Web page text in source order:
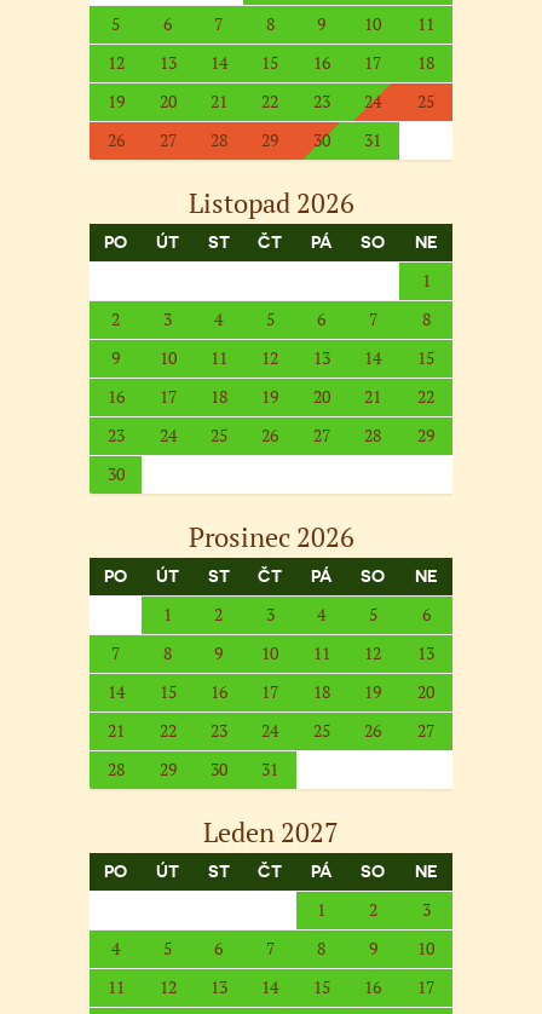
5
6 7 8 9 10
11
12
13 14 15 16 17
18
19
20 21 22 23 24
25
26
27 28 29 30 31
Listopad 2026
PO ÚT ST ČT PÁ SO NE
1
2
3 4 5 6 7
8
9
10 11 12 13 14
15
16
17 18 19 20 21
22
23
24 25 26 27 28
29
30
Prosinec 2026
PO ÚT ST ČT PÁ SO NE
1 2 3 4 5
6
7
8 9 10 11 12
13
14
15 16 17 18 19
20
21
22 23 24 25 26
27
28
29 30 31
Leden 2027
PO ÚT ST ČT PÁ SO NE
1 2
3
4
5 6 7 8 9
10
11
12 13 14 15 16
17